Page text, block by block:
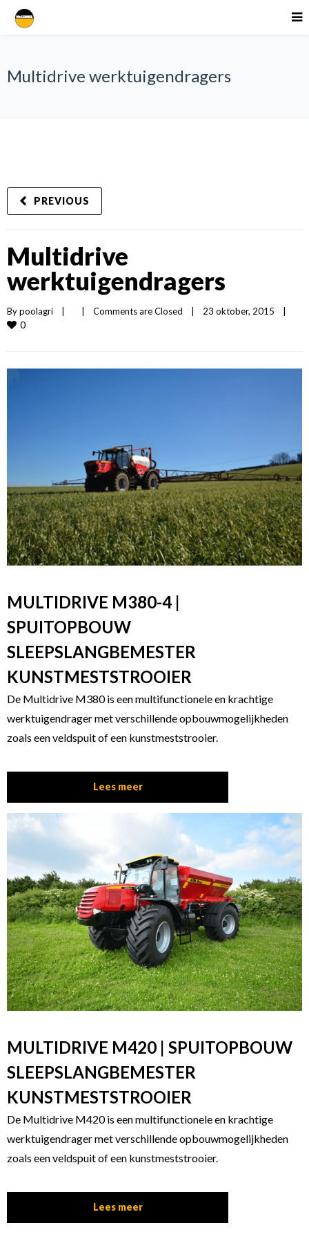
Multidrive werktuigendragers
PREVIOUS
Multidrive
werktuigendragers
By poolagri Comments are Closed 23 oktober, 2015
0
MULTIDRIVE M380-4 |
SPUITOPBOUW
SLEEPSLANGBEMESTER
KUNSTMESTSTROOIER
De Multidrive M380 is een multifunctionele en krachtige
werktuigendrager met verschillende opbouwmogelijkheden
zoals een veldspuit of een kunstmeststrooier.
Lees meer
MULTIDRIVE M420 | SPUITOPBOUW
SLEEPSLANGBEMESTER
KUNSTMESTSTROOIER
De Multidrive M420 is een multifunctionele en krachtige
werktuigendrager met verschillende opbouwmogelijkheden
zoals een veldspuit of een kunstmeststrooier.
Lees meer